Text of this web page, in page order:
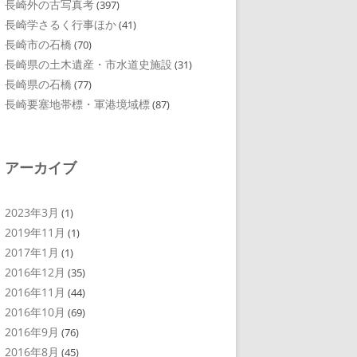
長崎外の古写真考(397)
長崎学さるく行事ほか(41)
長崎市の石橋 (70)
長崎県の土木遺産・市水道史施設 (31)
長崎県の石橋 (77)
長崎要塞地帯標・軍港境域標(87)
アーカイブ
2023年3月 (1)
2019年11月 (1)
2017年1月 (1)
2016年12月 (35)
2016年11月 (44)
2016年10月 (69)
2016年9月 (76)
2016年8月 (45)